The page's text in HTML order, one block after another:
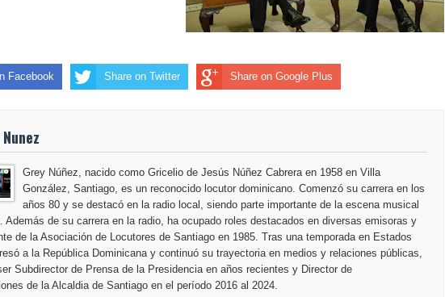
Facebook Share on Twitter Share on Google Plus
Grey Núñez, nacido como Gricelio de Jesús Núñez Cabrera en 1958 en Villa
González, Santiago, es un reconocido locutor dominicano. Comenzó su carrera en los
años 80 y se destacó en la radio local, siendo parte importante de la escena musical
Además de su carrera en la radio, ha ocupado roles destacados en diversas emisoras y
de la Asociación de Locutores de Santiago en 1985. Tras una temporada en Estados
a la República Dominicana y continuó su trayectoria en medios y relaciones públicas,
Subdirector de Prensa de la Presidencia en años recientes y Director de
de la Alcaldia de Santiago en el período 2016 al 2024.